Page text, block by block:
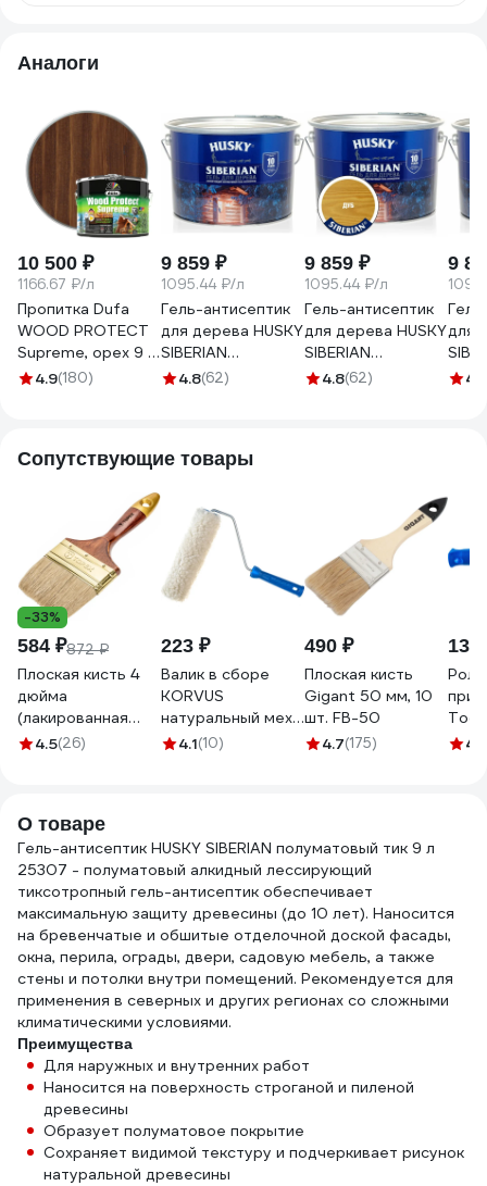
Аналоги
10 500 ₽
1166.67 ₽/л
Пропитка Dufa
WOOD PROTECT
Supreme, орех 9 л
МП00-008392
4.9(180)
9 859 ₽
1095.44 ₽/л
Гель-антисептик
для дерева HUSKY
SIBERIAN
полуматовый орех
4.8(62)
9 859 ₽
1095.44 ₽/л
Гель-антисептик
для дерева HUSKY
SIBERIAN
полуматовый дуб
4.8(62)
9
для
4.8
Сопутствующие товары
-33%
584 ₽872 ₽
Плоская кисть 4
дюйма
(лакированная
деревянная ручка,
TOPEX Профи
19b640
4.5(26)
223 ₽
Валик в сборе
KORVUS
натуральный мех,
250 мм 0306240
4.1(10)
490 ₽
Плоская кисть
Gigant 50 мм, 10
шт. FB-50
4.7(175)
139
4.9
О товаре
Гель-антисептик HUSKY SIBERIAN полуматовый тик 9 л
25307 - полуматовый алкидный лессирующий
тиксотропный гель-антисептик обеспечивает
максимальную защиту древесины (до 10 лет). Наносится
на бревенчатые и обшитые отделочной доской фасады,
окна, перила, ограды, двери, садовую мебель, а также
стены и потолки внутри помещений. Рекомендуется для
применения в северных и других регионах со сложными
климатическими условиями.
Преимущества
Для наружных и внутренних работ
Наносится на поверхность строганой и пиленой
древесины
Образует полуматовое покрытие
Сохраняет видимой текстуру и подчеркивает рисунок
натуральной древесины